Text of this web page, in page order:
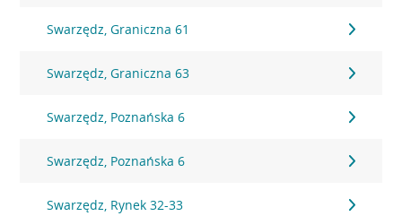
Swarzędz, Graniczna 61
Swarzędz, Graniczna 63
Swarzędz, Poznańska 6
Swarzędz, Poznańska 6
Swarzędz, Rynek 32-33